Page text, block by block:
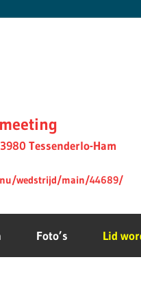
Tessenderlo-Ham
wedstrijd/main/44689/
Foto’s Lid